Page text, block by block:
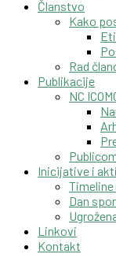
Članstvo
Kako
Rad
Publikacije
NC
Inicijative i
Timeline
Dan
Linkovi
Kontakt